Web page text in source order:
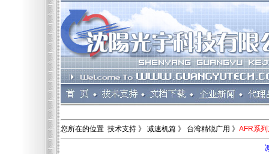
您所在的位置 技术支持 》 减速机篇 》 台湾精锐广用 》 AFR系